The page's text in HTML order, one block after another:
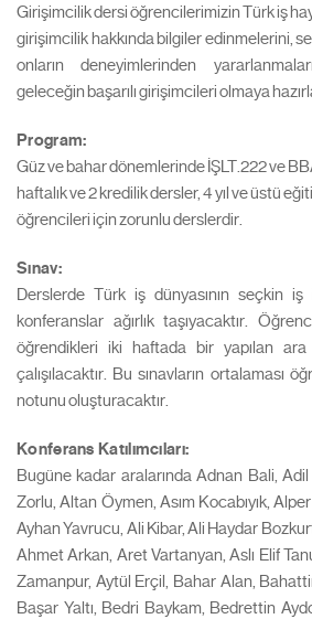
Girişimcilik dersi öğrencilerimizin Türk iş
girişimcilik hakkında bilgiler edinmelerini,
onların deneyimlerinden
geleceğin başarılı girişimcileri olmaya
Program:
Güz ve bahar dönemlerinde İŞLT.222 ve
haftalık ve 2 kredilik dersler, 4 yıl ve üstü
öğrencileri için zorunlu derslerdir.
Sınav:
Derslerde Türk iş dünyasının seçkin iş
konferanslar ağırlık taşıyacaktır.
öğrendikleri iki haftada bir yapılan ara
çalışılacaktır. Bu sınavların ortalaması
notunu oluşturacaktır.
Konferans Katılımcıları:
Bugüne kadar aralarında Adnan Bali,
Zorlu, Altan Öymen, Asım Kocabıyık,
Ayhan Yavrucu, Ali Kibar, Ali Haydar
Ahmet Arkan, Aret Vartanyan, Aslı Elif
Zamanpur, Aytül Erçil, Bahar Alan,
Başar Yaltı, Bedri Baykam, Bedrettin